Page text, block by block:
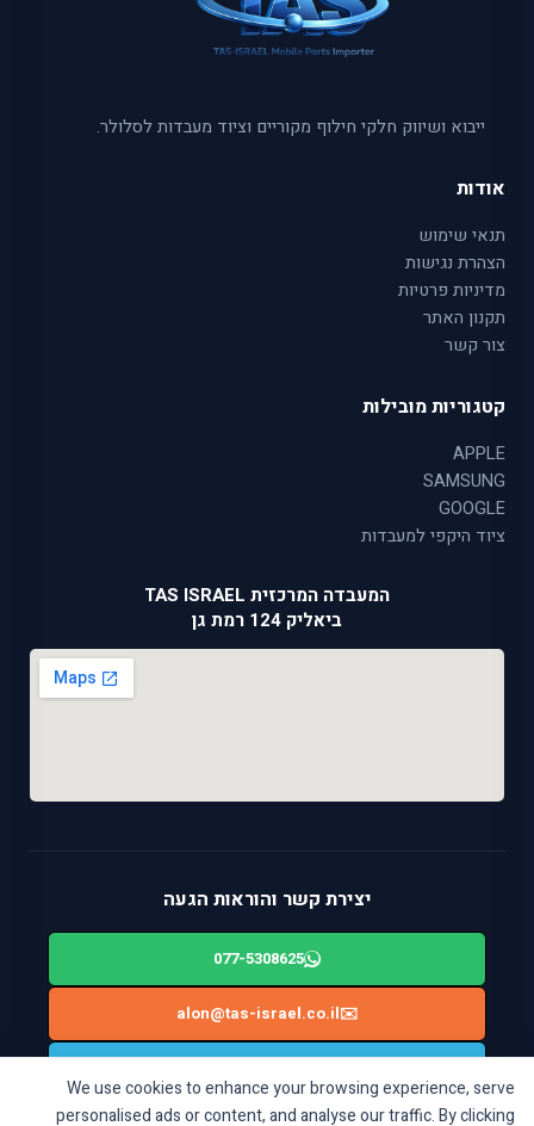
We use cookies to enhance your browsing experience, serve
personalised ads or content, and analyse our traffic. By clicking
ייבוא ושיווק חלקי חילוף מקוריים וציוד מעבדות לסלולר.
אודות
תנאי שימוש
הצהרת נגישות
מדיניות פרטיות
תקנון האתר
צור קשר
קטגוריות מובילות
APPLE
SAMSUNG
GOOGLE
ציוד היקפי למעבדות
המעבדה המרכזית TAS ISRAEL
ביאליק 124 רמת גן
יצירת קשר והוראות הגעה
077-5308625
✉️
alon@tas-israel.co.il